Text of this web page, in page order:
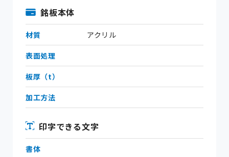
銘板本体
材質 アクリル
表面処理
板厚（t）
加工方法
印字できる文字
書体